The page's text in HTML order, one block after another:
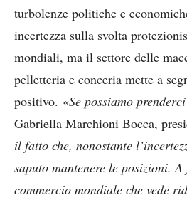
turbolenze politiche e
incertezza sulla svolta
mondiali, ma il settore delle
pelletteria e conceria mette a
positivo. «Se possiamo
Gabriella Marchioni Bocca,
il fatto che, nonostante
saputo mantenere le posizioni.
commercio mondiale che vede